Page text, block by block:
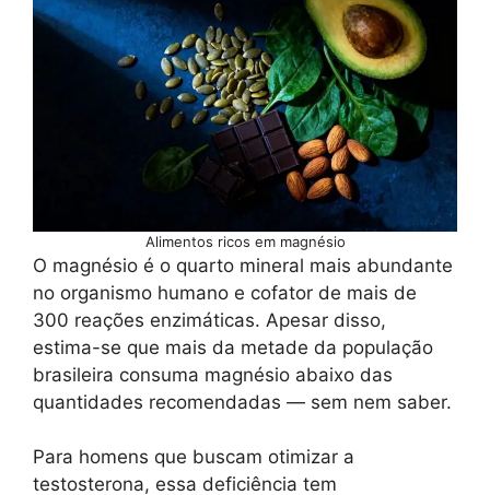
e
b
s
A
p
e
st
e
dI
n
er
s
e
n
g
er
gr
a
m
o
o
M
ai
l
ai
l
ai
l
ar
e
Alimentos ricos em magnésio
O magnésio é o quarto mineral mais abundante
no organismo humano e cofator de mais de
300 reações enzimáticas. Apesar disso,
estima-se que mais da metade da população
brasileira consuma magnésio abaixo das
quantidades recomendadas — sem nem saber.
Para homens que buscam otimizar a
testosterona, essa deficiência tem